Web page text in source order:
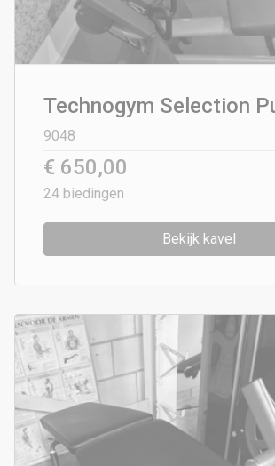
Technogym Selection
9048
€ 650,00
24 biedingen
Bekijk kavel